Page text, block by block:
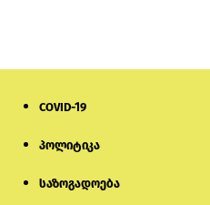
COVID-19
პოლიტიკა
საზოგადოება